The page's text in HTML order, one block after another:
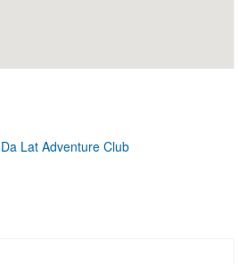
Lat Adventure Club